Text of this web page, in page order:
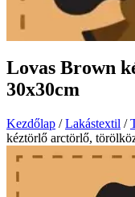
Lovas Brown
30x30cm
Kezdőlap /Lakástextil /
kéztörlő arctörlő,